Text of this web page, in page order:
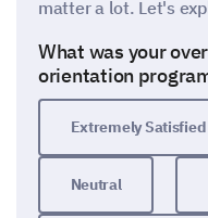
matter a lot. Let's
What was your
orientation
Extremely Satisfied
Neutral